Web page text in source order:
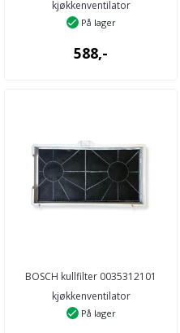
kjøkkenventilator
På lager
588,-
BOSCH kullfilter 0035312101
kjøkkenventilator
På lager